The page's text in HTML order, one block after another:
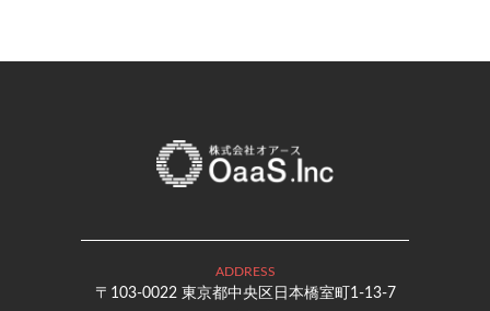
ADDRESS
〒103-0022 東京都中央区日本橋室町1-13-7